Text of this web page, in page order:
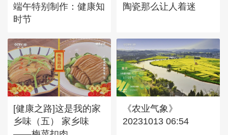
端午特别制作：健康知
时节
陶瓷那么让人着迷
[健康之路]这是我的家
乡味（五） 家乡味
《农业气象》
20231013 06:54